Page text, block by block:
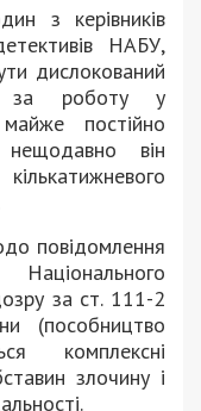
з керівників
НАБУ,
дислокований
за роботу у
постійно
він
повідомлення
за ст. 111-2
(пособництво
комплексні
злочину і